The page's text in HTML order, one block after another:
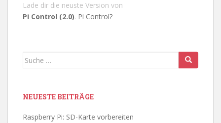
Lade dir die neuste Version von
Pi Control (2.0). Pi Control?
Suche
NEUESTE BEITRÄGE
Raspberry Pi: SD-Karte vorbereiten